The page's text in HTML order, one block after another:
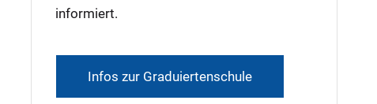
informiert.
Infos zur Graduiertenschule